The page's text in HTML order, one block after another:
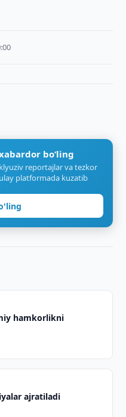
bo‘ling
reportajlar va tezkor
platformada kuzatib
hamkorlikni
ajratiladi